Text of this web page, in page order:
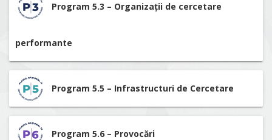
Program 5.3 – Organizații de cercetare
performante
Program 5.5 – Infrastructuri de Cercetare
Program 5.6 – Provocări